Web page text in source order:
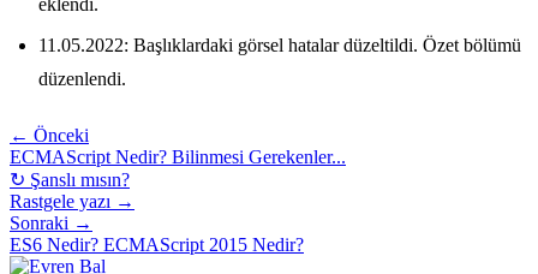
eklendi.
11.05.2022: Başlıklardaki görsel hatalar düzeltildi. Özet bölümü
düzenlendi.
← Önceki
ECMAScript Nedir? Bilinmesi Gerekenler...
↻ Şanslı mısın?
Rastgele yazı →
Sonraki →
ES6 Nedir? ECMAScript 2015 Nedir?